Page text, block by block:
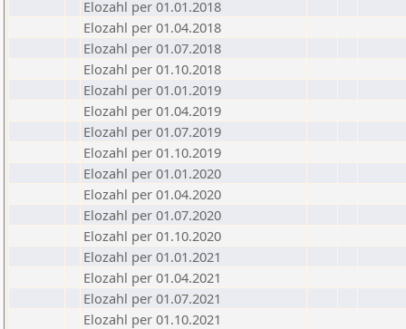
Elozahl per 01.01.2018
Elozahl per 01.04.2018
Elozahl per 01.07.2018
Elozahl per 01.10.2018
Elozahl per 01.01.2019
Elozahl per 01.04.2019
Elozahl per 01.07.2019
Elozahl per 01.10.2019
Elozahl per 01.01.2020
Elozahl per 01.04.2020
Elozahl per 01.07.2020
Elozahl per 01.10.2020
Elozahl per 01.01.2021
Elozahl per 01.04.2021
Elozahl per 01.07.2021
Elozahl per 01.10.2021